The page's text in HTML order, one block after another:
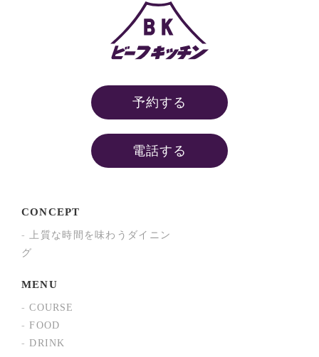
予約する
電話する
CONCEPT
上質な時間を味わうダイニン
グ
MENU
COURSE
FOOD
DRINK